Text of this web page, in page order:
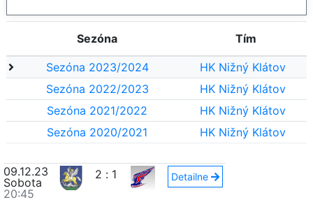
Sezóna Tím
Sezóna 2023/2024
HK Nižný Klátov
Sezóna 2022/2023
HK Nižný Klátov
Sezóna 2021/2022
HK Nižný Klátov
Sezóna 2020/2021
HK Nižný Klátov
09.12.23
Sobota
20:45
2 : 1 Detailne